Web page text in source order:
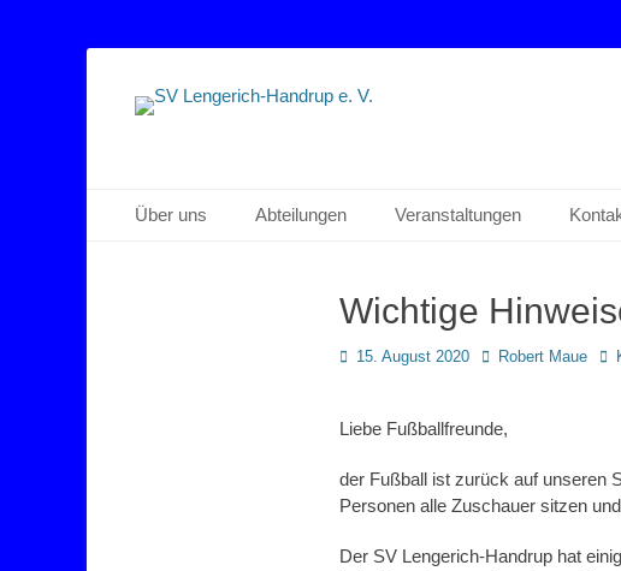
SV Lengerich-
Sportverein Lengerich Handrup
Primäres Menü
Zum
Inhalt
Über uns Abteilungen Veranstaltungen
Wichtige
Posted
15. August 2020 AutorRobert Maue
Liebe Fußballfreunde,
der Fußball ist zurück auf unseren
Personen alle Zuschauer sitzen
Der SV Lengerich-Handrup hat